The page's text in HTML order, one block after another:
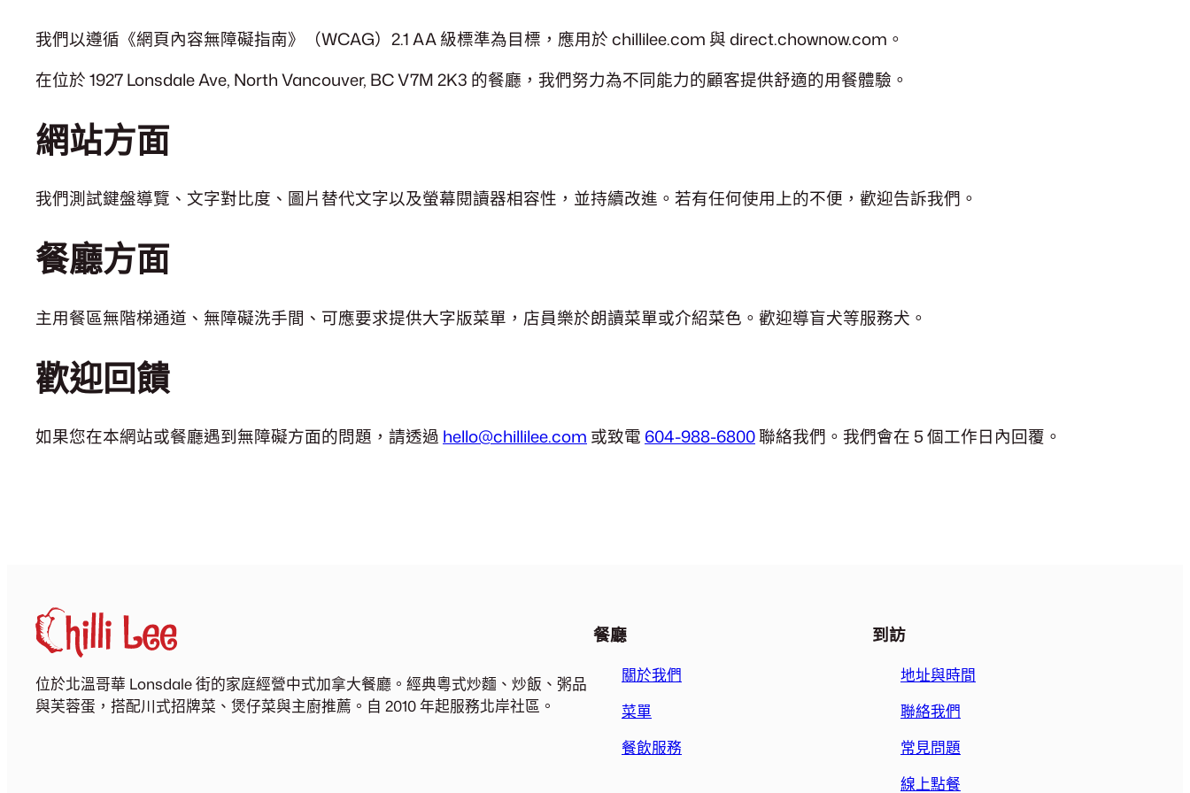
我們以遵循《網頁內容無障礙指南》（WCAG）2.1 AA 級標準為目標，應用於 chillilee.com 與 direct.chownow.com。
在位於 1927 Lonsdale Ave, North Vancouver, BC V7M 2K3 的餐廳，我們努力為不同能力的顧客提供舒適的用餐體驗。
網站方面
我們測試鍵盤導覽、文字對比度、圖片替代文字以及螢幕閱讀器相容性，並持續改進。若有任何使用上的不便，歡迎告訴我們。
餐廳方面
主用餐區無階梯通道、無障礙洗手間、可應要求提供大字版菜單，店員樂於朗讀菜單或介紹菜色。歡迎導盲犬等服務犬。
歡迎回饋
如果您在本網站或餐廳遇到無障礙方面的問題，請透過 hello@chillilee.com 或致電 604-988-6800聯絡我們。我們會在 5 個工作日內回覆。
位於北溫哥華 Lonsdale 街的家庭經營中式加拿大餐廳。經典粵式炒麵、炒飯、粥品
與芙蓉蛋，搭配川式招牌菜、煲仔菜與主廚推薦。自 2010 年起服務北岸社區。
餐廳
關於我們
菜單
餐飲服務
到訪
地址與時間
聯絡我們
常見問題
線上點餐